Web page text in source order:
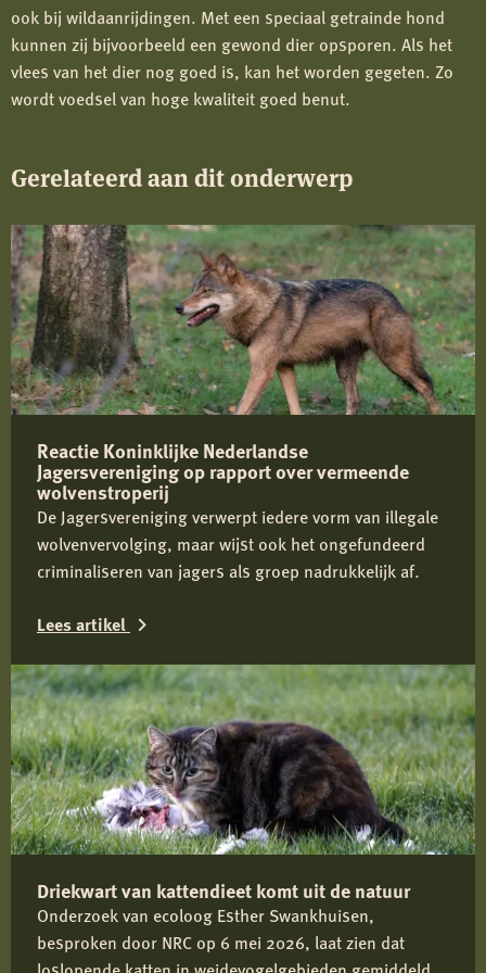
ook bij wildaanrijdingen. Met een speciaal getrainde hond
kunnen zij bijvoorbeeld een gewond dier opsporen. Als het
vlees van het dier nog goed is, kan het worden gegeten. Zo
wordt voedsel van hoge kwaliteit goed benut.
Gerelateerd aan dit onderwerp
Reactie Koninklijke Nederlandse
Jagersvereniging op rapport over vermeende
wolvenstroperij
De Jagersvereniging verwerpt iedere vorm van illegale
wolvenvervolging, maar wijst ook het ongefundeerd
criminaliseren van jagers als groep nadrukkelijk af.
Lees artikel
Lees
meer
over
Reactie
Koninklijke
Nederlandse
Jagersvereniging
rapport
over
Driekwart van kattendieet komt uit de natuur
Onderzoek van ecoloog Esther Swankhuisen,
besproken door NRC op 6 mei 2026, laat zien dat